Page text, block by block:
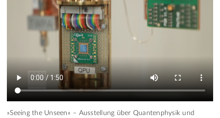
»Seeing the Unseen« – Ausstellung über Quantenphysik und